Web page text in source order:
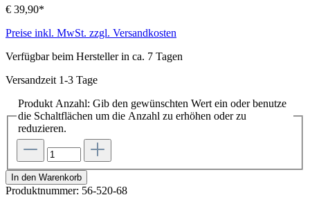
€ 39,90*
Preise inkl. MwSt. zzgl. Versandkosten
Verfügbar beim Hersteller in ca. 7 Tagen
Versandzeit 1-3 Tage
Produkt Anzahl: Gib den gewünschten Wert ein oder benutze
die Schaltflächen um die Anzahl zu erhöhen oder zu
reduzieren.
In den Warenkorb
Produktnummer: 56-520-68